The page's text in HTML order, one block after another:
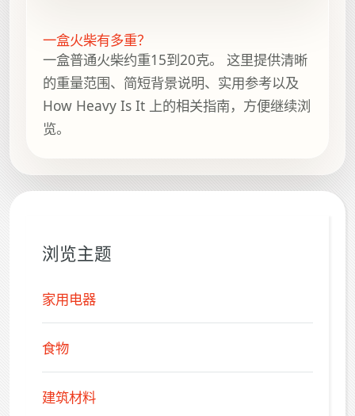
一盒火柴有多重？
一盒普通火柴约重15到20克。 这里提供清晰
的重量范围、简短背景说明、实用参考以及
How Heavy Is It 上的相关指南，方便继续浏
览。
浏览主题
家用电器
食物
建筑材料